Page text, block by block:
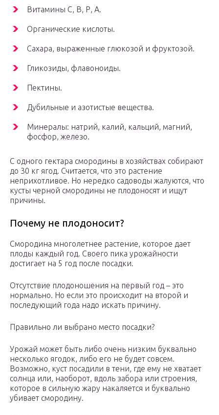
Витамины С, В, Р, А.
Органические кислоты.
Сахара, выраженные глюкозой и фруктозой.
Гликозиды, флавоноиды.
Пектины.
Дубильные и азотистые вещества.
Минералы: натрий, калий, кальций, магний,
фосфор, железо.
С одного гектара смородины в хозяйствах собирают
до 30 кг ягод. Считается, что это растение
неприхотливое. Но нередко садоводы жалуются, что
кусты черной смородины не плодоносят и ищут
причины.
Почему не плодоносит?
Смородина многолетнее растение, которое дает
плоды каждый год. Своего пика урожайности
достигает на 5 год после посадки.
Отсутствие плодоношения на первый год – это
нормально. Но если это происходит на второй и
последующий года надо искать причину.
Правильно ли выбрано место посадки?
Урожай может быть либо очень низким буквально
несколько ягодок, либо его не будет совсем.
Возможно, куст посадили в тени, где ему не хватает
солнца или, наоборот, вдоль забора или строения,
которое в сильную жару накаляется и буквально
убивает смородину.